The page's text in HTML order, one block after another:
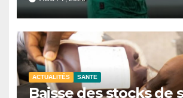
ACTUALITÉS SANTE
Baisse des stocks de